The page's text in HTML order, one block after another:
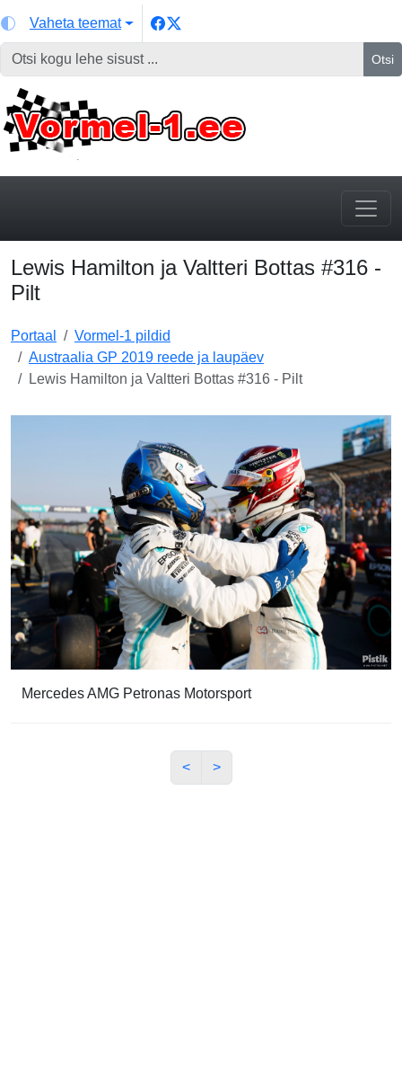
Vaheta teemat
Otsi
Lewis Hamilton ja Valtteri Bottas #316 -
Pilt
Portaal
Vormel-1 pildid
Austraalia GP 2019 reede ja laupäev
Lewis Hamilton ja Valtteri Bottas #316 - Pilt
Mercedes AMG Petronas Motorsport
< >